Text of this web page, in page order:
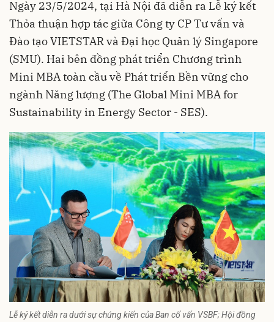
Ngày 23/5/2024, tại Hà Nội đã diễn ra Lễ ký kết
Thỏa thuận hợp tác giữa Công ty CP Tư vấn và
Đào tạo VIETSTAR và Đại học Quản lý Singapore
(SMU). Hai bên đồng phát triển Chương trình
Mini MBA toàn cầu về Phát triển Bền vững cho
ngành Năng lượng (The Global Mini MBA for
Sustainability in Energy Sector - SES).
Lễ ký kết diễn ra dưới sự chứng kiến của Ban cố vấn VSBF; Hội đồng